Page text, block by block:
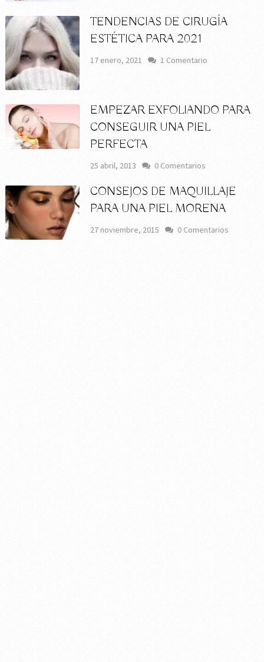
TENDENCIAS DE CIRUGÍA
ESTÉTICA PARA 2021
17 enero, 2021 1 Comentario
EMPEZAR EXFOLIANDO PARA
CONSEGUIR UNA PIEL
PERFECTA
25 abril, 2013 0 Comentarios
CONSEJOS DE MAQUILLAJE
PARA UNA PIEL MORENA
27 noviembre, 2015 0 Comentarios